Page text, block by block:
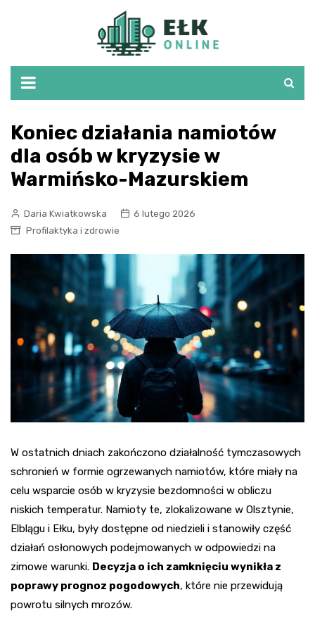
Koniec działania namiotów
dla osób w kryzysie w
Warmińsko-Mazurskiem
Daria Kwiatkowska
6 lutego 2026
Profilaktyka i zdrowie
W ostatnich dniach zakończono działalność tymczasowych
schronień w formie ogrzewanych namiotów, które miały na
celu wsparcie osób w kryzysie bezdomności w obliczu
niskich temperatur. Namioty te, zlokalizowane w Olsztynie,
Elblągu i Ełku, były dostępne od niedzieli i stanowiły część
działań osłonowych podejmowanych w odpowiedzi na
zimowe warunki. Decyzja o ich zamknięciu wynikła z
poprawy prognoz pogodowych, które nie przewidują
powrotu silnych mrozów.